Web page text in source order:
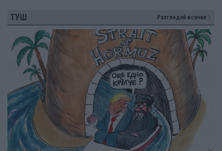
ТУШ Разгледай всички